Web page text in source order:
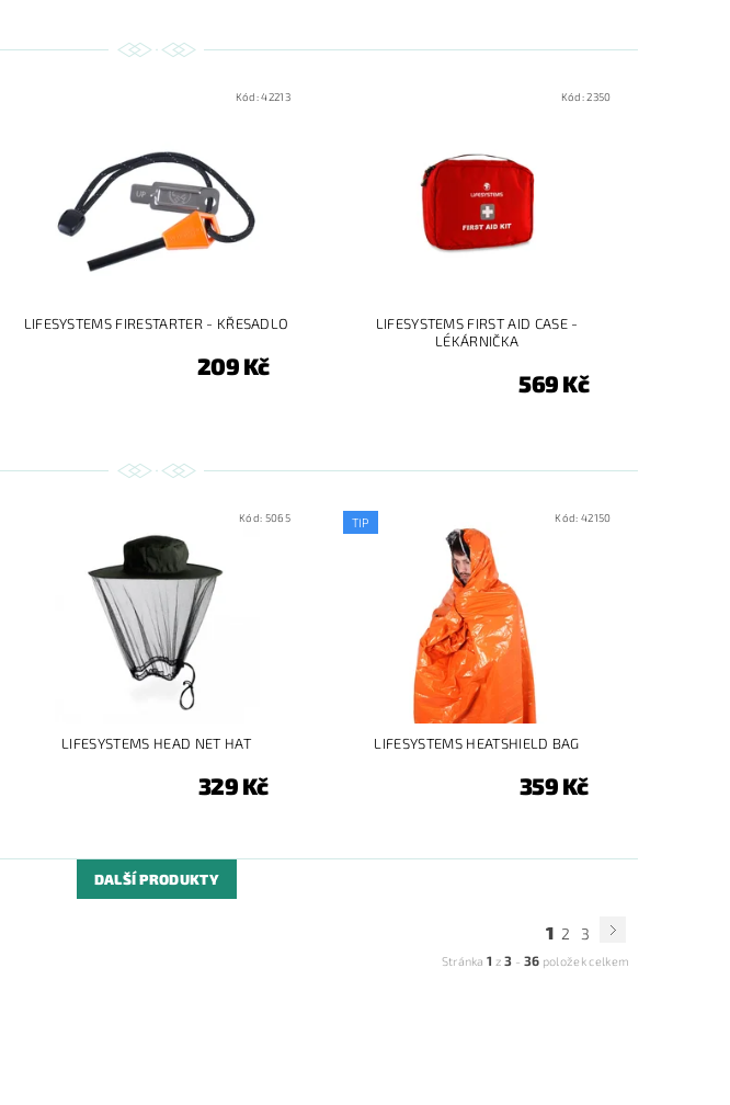
Kód:42213
LIFESYSTEMS FIRESTARTER - KŘESADLO
209 Kč
Kód:2350
LIFESYSTEMS FIRST AID CASE -
LÉKÁRNIČKA
569 Kč
Kód: 5065
LIFESYSTEMS HEAD NET HAT
329 Kč
TIP Kód:42150
LIFESYSTEMS HEATSHIELD BAG
359 Kč
DALŠÍ PRODUKTY
1 2 3
Stránka1 z3 - 36 položek celkem